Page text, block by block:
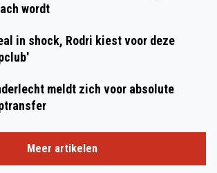
wordt
in shock, Rodri kiest voor deze
meldt zich voor absolute
Meer artikelen